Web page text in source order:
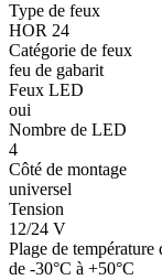
Type de feux
HOR 24
Catégorie de feux
feu de gabarit
Feux LED
oui
Nombre de LED
4
Côté de montage
universel
Tension
12/24 V
Plage de
de -30°C à +50°C